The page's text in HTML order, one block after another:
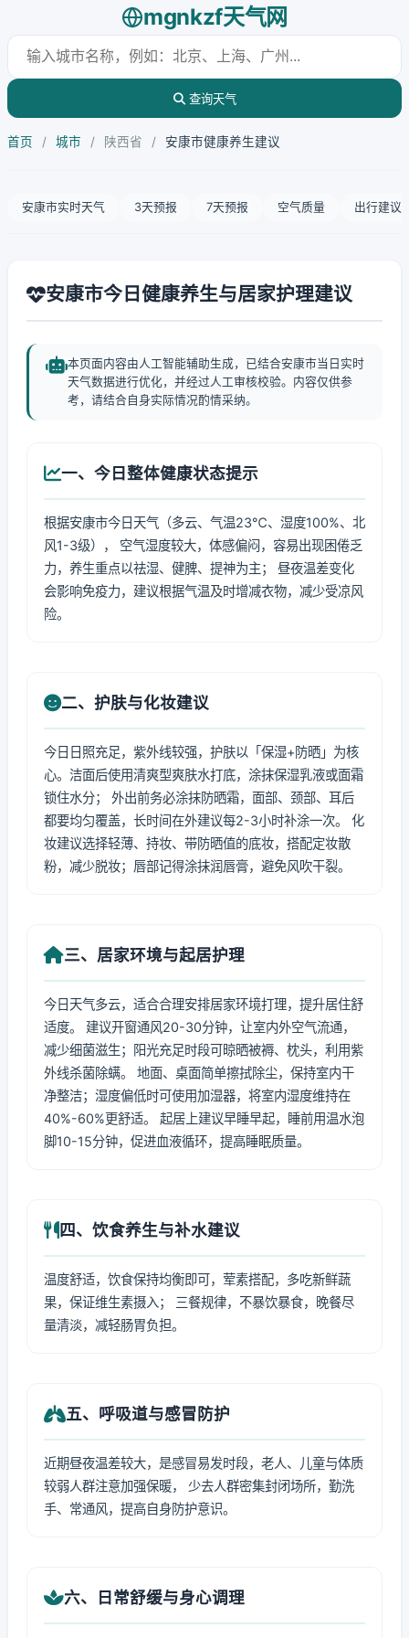
mgnkzf天气网
查询天气
首页 / 城市 / 陕西省 / 安康市健康养生建议
安康市实时天气 3天预报 7天预报 空气质量 出行建议
安康市今日健康养生与居家护理建议
本页面内容由人工智能辅助生成，已结合安康市当日实时
天气数据进行优化，并经过人工审核校验。内容仅供参
考，请结合自身实际情况酌情采纳。
一、今日整体健康状态提示
根据安康市今日天气（多云、气温23℃、湿度100%、北
风1-3级）， 空气湿度较大，体感偏闷，容易出现困倦乏
力，养生重点以祛湿、健脾、提神为主； 昼夜温差变化
会影响免疫力，建议根据气温及时增减衣物，减少受凉风
险。
二、护肤与化妆建议
今日日照充足，紫外线较强，护肤以「保湿+防晒」为核
心。洁面后使用清爽型爽肤水打底，涂抹保湿乳液或面霜
锁住水分； 外出前务必涂抹防晒霜，面部、颈部、耳后
都要均匀覆盖，长时间在外建议每2-3小时补涂一次。 化
妆建议选择轻薄、持妆、带防晒值的底妆，搭配定妆散
粉，减少脱妆；唇部记得涂抹润唇膏，避免风吹干裂。
三、居家环境与起居护理
今日天气多云，适合合理安排居家环境打理，提升居住舒
适度。 建议开窗通风20-30分钟，让室内外空气流通，
减少细菌滋生；阳光充足时段可晾晒被褥、枕头，利用紫
外线杀菌除螨。 地面、桌面简单擦拭除尘，保持室内干
净整洁；湿度偏低时可使用加湿器，将室内湿度维持在
40%-60%更舒适。 起居上建议早睡早起，睡前用温水泡
脚10-15分钟，促进血液循环，提高睡眠质量。
四、饮食养生与补水建议
温度舒适，饮食保持均衡即可，荤素搭配，多吃新鲜蔬
果，保证维生素摄入； 三餐规律，不暴饮暴食，晚餐尽
量清淡，减轻肠胃负担。
五、呼吸道与感冒防护
近期昼夜温差较大，是感冒易发时段，老人、儿童与体质
较弱人群注意加强保暖， 少去人群密集封闭场所，勤洗
手、常通风，提高自身防护意识。
六、日常舒缓与身心调理